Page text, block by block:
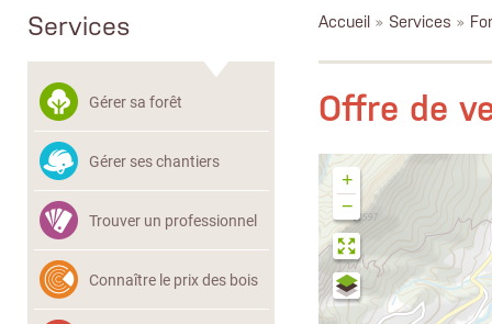
Services
Gérer sa forêt
Gérer ses chantiers
Trouver un professionnel
Connaître le prix des bois
Accueil » Services »
Offre de
+
−